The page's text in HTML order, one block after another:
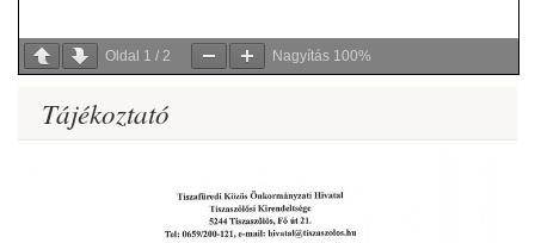
Oldal 1 / 2 Nagyítás 100%
Tájékoztató